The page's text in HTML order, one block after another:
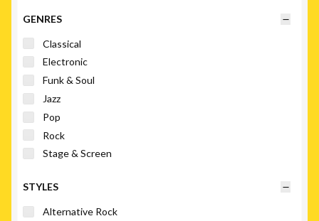
GENRES
Classical
Electronic
Funk & Soul
Jazz
Pop
Rock
Stage & Screen
STYLES
Alternative Rock